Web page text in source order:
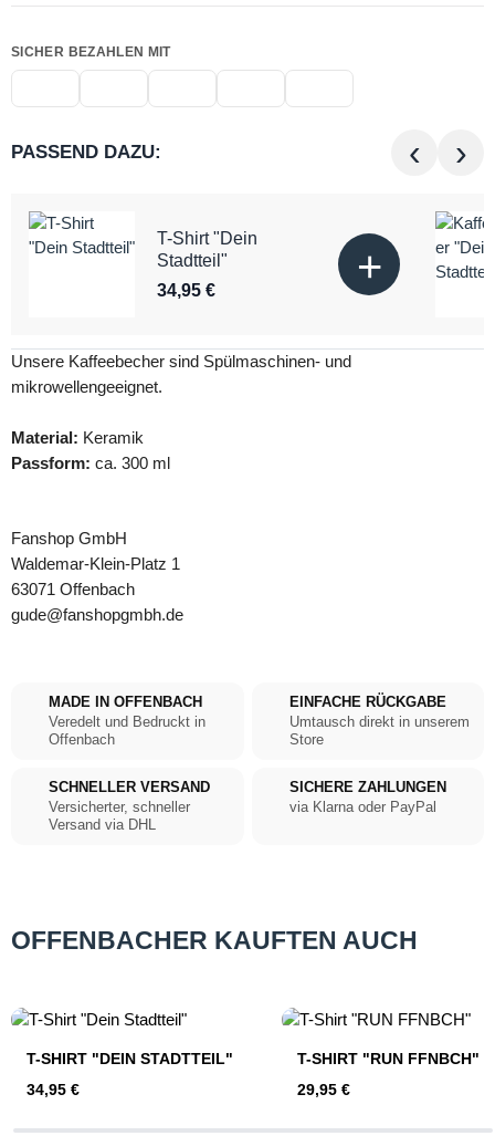
SICHER BEZAHLEN MIT
PASSEND DAZU: ‹ ›
T-Shirt "Dein
Stadtteil"
34,95 €
+
Unsere Kaffeebecher sind Spülmaschinen- und
mikrowellengeeignet.
Material: Keramik
Passform: ca. 300 ml
Fanshop GmbH
Waldemar-Klein-Platz 1
63071 Offenbach
gude@fanshopgmbh.de
MADE IN OFFENBACH
Veredelt und Bedruckt in
Offenbach
EINFACHE RÜCKGABE
Umtausch direkt in unserem
Store
SCHNELLER VERSAND
Versicherter, schneller
Versand via DHL
SICHERE ZAHLUNGEN
via Klarna oder PayPal
OFFENBACHER KAUFTEN AUCH
T-SHIRT "DEIN STADTTEIL"
Regulärer Preis:
34,95 €
T-SHIRT "RUN FFNBCH"
Regulärer Preis:
29,95 €